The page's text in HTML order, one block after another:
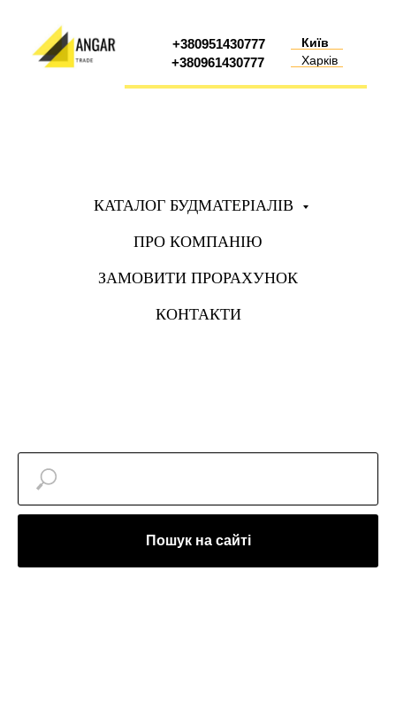
+380961430777
+380951430777
Київ
Харків
КАТАЛОГ БУДМАТЕРІАЛІВ
ПРО КОМПАНІЮ
ЗАМОВИТИ ПРОРАХУНОК
КОНТАКТИ
Пошук на сайті